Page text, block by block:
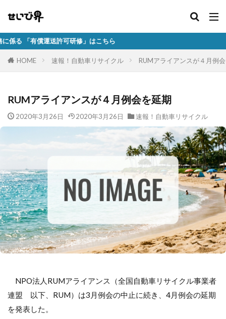
送許可研修」はこちら
HOME 速報！自動車リサイクル RUMアライアンスが４月例
RUMアライアンスが４月例会を延期
2020年3月26日 2020年3月26日 速報！自動車リサイクル
NPO法人RUMアライアンス（全国自動車リサイクル事業者
連盟 以下、RUM）は3月例会の中止に続き、4月例会の延期
を発表した。